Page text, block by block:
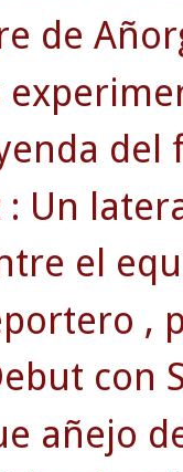
de
: Un
el
,
con
añejo